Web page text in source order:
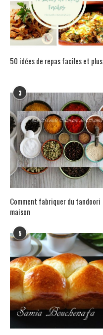
50 idées de repas faciles et plus
3
Comment fabriquer du tandoori
maison
5